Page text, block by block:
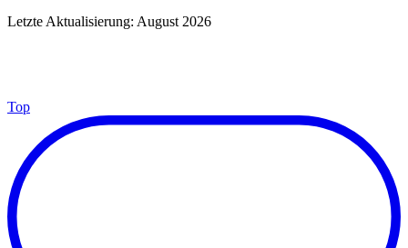
Letzte Aktualisierung: August 2026
Top